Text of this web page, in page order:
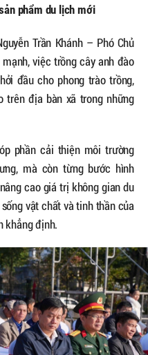
phẩm du lịch mới
Trần Khánh – Phó Chủ
việc trồng cây anh đào
đầu cho phong trào trồng,
trên địa bàn xã trong những
phần cải thiện môi trường
mà còn từng bước hình
cao giá trị không gian du
vật chất và tinh thần của
khẳng định.